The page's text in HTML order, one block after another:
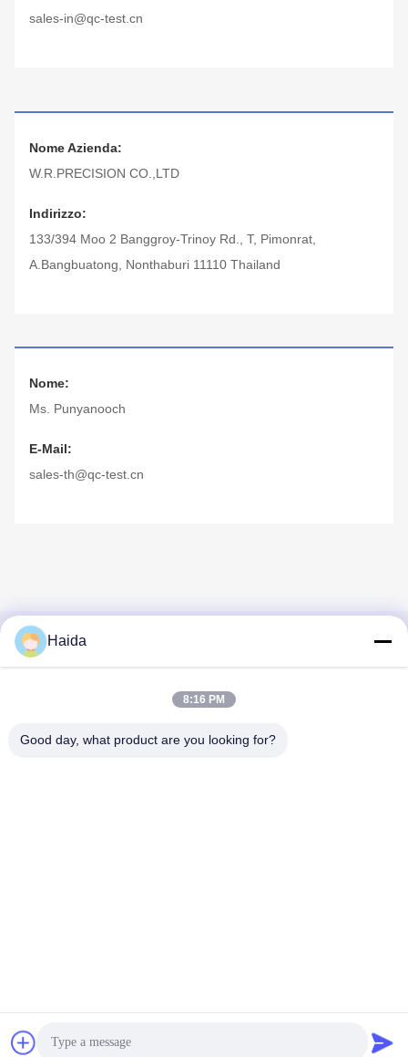
sales-in@qc-test.cn
Nome Azienda:
W.R.PRECISION CO.,LTD
Indirizzo:
133/394 Moo 2 Banggroy-Trinoy Rd., T, Pimonrat,
A.Bangbuatong, Nonthaburi 11110 Thailand
Nome:
Ms. Punyanooch
E-Mail:
sales-th@qc-test.cn
Contatto rapido
Digital, distretto di Nancheng, città di Dongguan, provincia
Haida
8:16 PM
Good day, what product are you looking for?